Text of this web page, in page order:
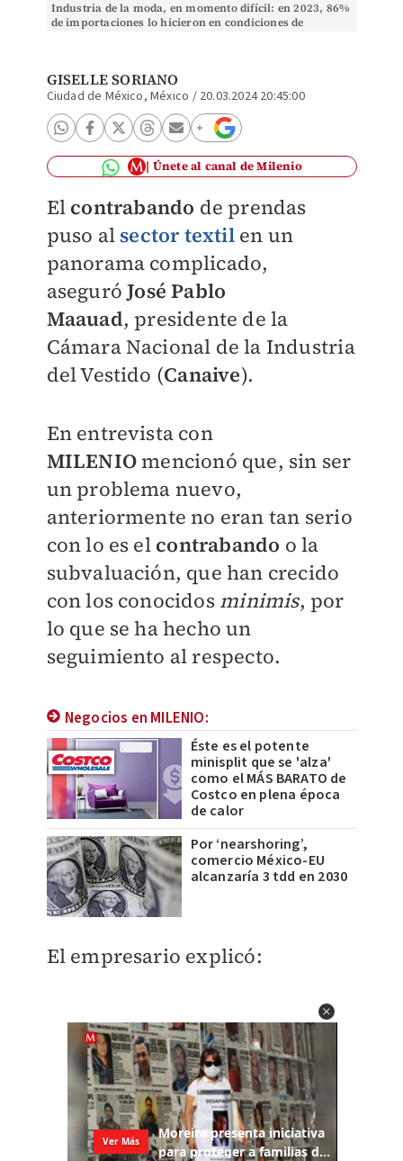
Industria de la moda, en momento difícil: en 2023, 86%
de importaciones lo hicieron en condiciones de
GISELLE SORIANO
Ciudad de México, México / 20.03.2024 20:45:00
Únete al canal de Milenio
El contrabando de prendas
puso al sector textilen un
panorama complicado,
aseguróJosé Pablo
Maauad, presidente de la
Cámara Nacional de la Industria
del Vestido (Canaive).
En entrevista con
MILENIOmencionó que, sin ser
un problema nuevo,
anteriormente no eran tan serio
con lo es el contrabando o la
subvaluación, que han crecido
con los conocidos minimis, por
lo que se ha hecho un
seguimiento al respecto.
Negocios en MILENIO:
Éste es el potente
minisplit que se 'alza'
como el MÁS BARATO de
Costco en plena época
de calor
Por ‘nearshoring’,
comercio México-EU
alcanzaría 3 tdd en 2030
El empresario explicó: